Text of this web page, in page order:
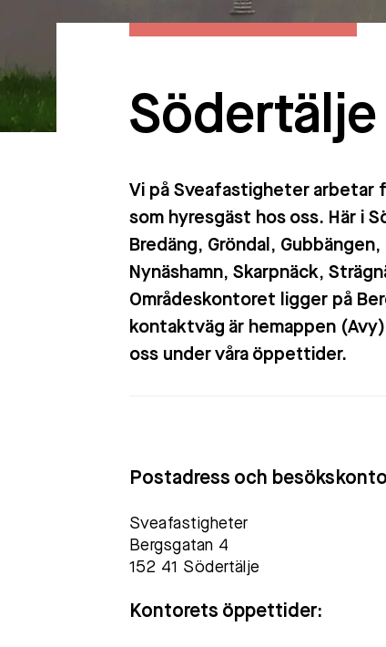
Södertälje
Vi på Sveafastigheter arbetar
som hyresgäst hos oss. Här i
Bredäng, Gröndal,
Nynäshamn, Skarpnäck,
Områdeskontoret ligger på
kontaktväg är hemappen
oss under våra öppettider.
Postadress och
Sveafastigheter
Bergsgatan 4
152 41 Södertälje
Kontorets öppettider: